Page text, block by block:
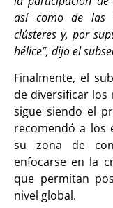
así como de las
clústeres y, por
hélice”, dijo el
Finalmente, el
de diversificar los
sigue siendo el
recomendó a los
su zona de
enfocarse en la
que permitan
nivel global.